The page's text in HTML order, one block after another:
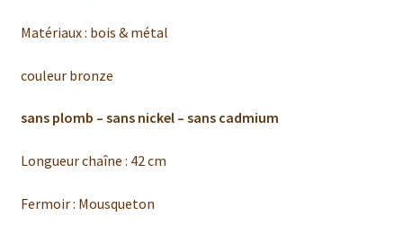
Matériaux : bois & métal
couleur bronze
sans plomb – sans nickel – sans cadmium
Longueur chaîne : 42 cm
Fermoir : Mousqueton